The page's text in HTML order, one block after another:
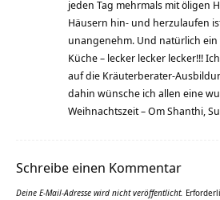
jeden Tag mehrmals mit öligen
Häusern hin- und herzulaufen
unangenehm. Und natürlich
Küche – lecker lecker lecker!!!
auf die Kräuterberater-
dahin wünsche ich allen eine
Weihnachtszeit – Om Shanthi,
Schreibe einen Kommentar
Deine E-Mail-Adresse wird nicht veröffentlicht.